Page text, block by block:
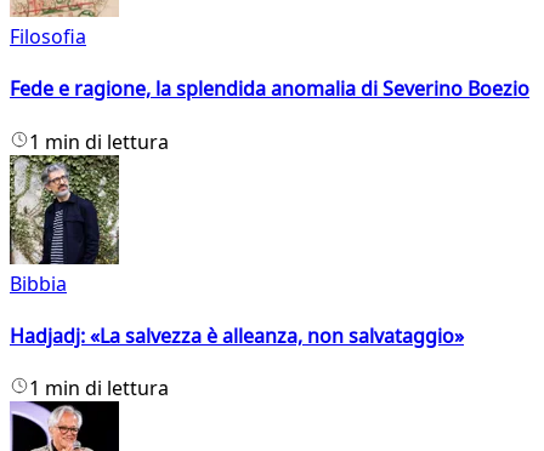
Filosofia
Fede e ragione, la splendida anomalia di Severino Boezio
1 min di lettura
Bibbia
Hadjadj: «La salvezza è alleanza, non salvataggio»
1 min di lettura